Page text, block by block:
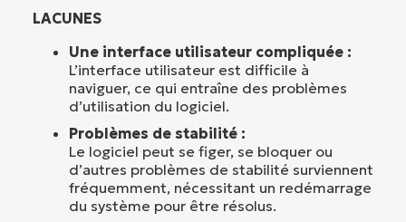
LACUNES
Une interface utilisateur compliquée :
L’interface utilisateur est difficile à
naviguer, ce qui entraîne des problèmes
d’utilisation du logiciel.
Problèmes de stabilité :
Le logiciel peut se figer, se bloquer ou
d’autres problèmes de stabilité surviennent
fréquemment, nécessitant un redémarrage
du système pour être résolus.